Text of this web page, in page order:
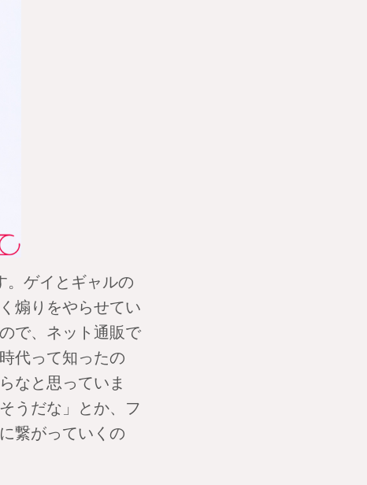
ゲイとギャルの
煽りをやらせてい
で、ネット通販で
代って知ったの
なと思っていま
うだな」とか、フ
繋がっていくの